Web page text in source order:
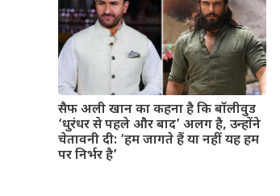
सैफ अली खान का कहना है कि बॉलीवुड
‘धुरंधर से पहले और बाद’ अलग है, उन्होंने
चेतावनी दी: ‘हम जागते हैं या नहीं यह हम
पर निर्भर है’